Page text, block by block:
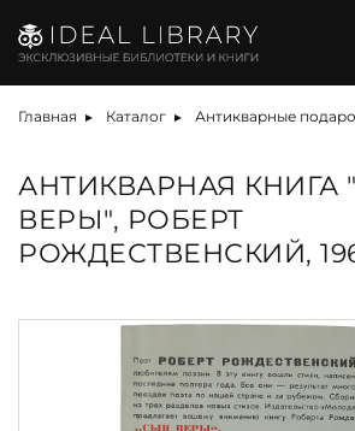
Главная Каталог Антикварные
АНТИКВАРНАЯ КНИГА
ВЕРЫ", РОБЕРТ
РОЖДЕСТВЕНСКИЙ,